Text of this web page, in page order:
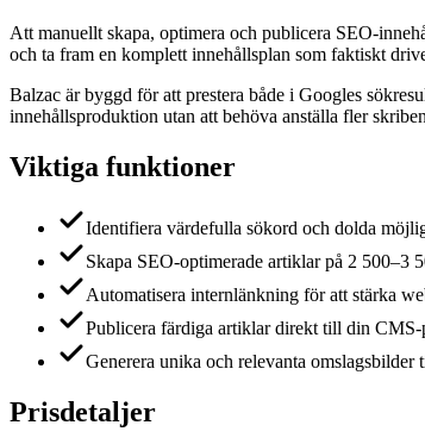
Att manuellt skapa, optimera och publicera SEO-
och ta fram en komplett innehållsplan som faktiskt
Balzac är byggd för att prestera både i Googles
innehållsproduktion utan att behöva anställa fler
Viktiga funktioner
Identifiera värdefulla sökord och dolda
Skapa SEO-optimerade artiklar på 2 500–3
Automatisera internlänkning för att stärka
Publicera färdiga artiklar direkt till din
Generera unika och relevanta
Prisdetaljer